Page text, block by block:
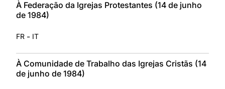
À Federação da Igrejas Protestantes (14 de junho
de 1984)
FR - IT
À Comunidade de Trabalho das Igrejas Cristãs (14
de junho de 1984)